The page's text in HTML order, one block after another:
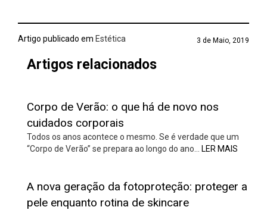
Artigo publicado em Estética 3 de Maio, 2019
Artigos relacionados
Corpo de Verão: o que há de novo nos
cuidados corporais
Todos os anos acontece o mesmo. Se é verdade que um
“Corpo de Verão” se prepara ao longo do ano…
LER MAIS
A nova geração da fotoproteção: proteger a
pele enquanto rotina de skincare